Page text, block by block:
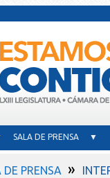
SALA DE PRENSA ▼
DE PRENSA »